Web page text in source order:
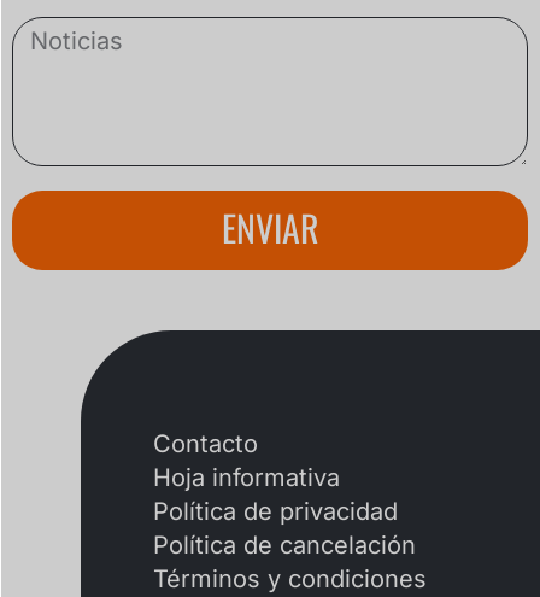
ENVIAR
Contacto
Hoja informativa
Política de privacidad
Política de cancelación
Términos y condiciones